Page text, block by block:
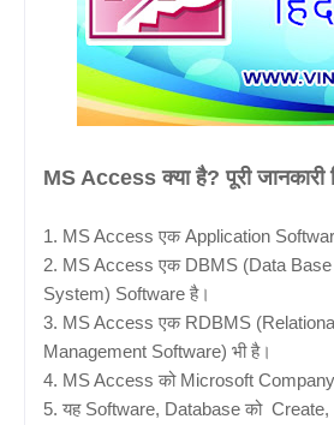
MS Access क्या है? पूरी जानकारी
1. MS Access एक Application
2. MS Access एक DBMS (Data
System) Software है।
3. MS Access एक RDBMS
Management Software) भी है।
4. MS Access को Microsoft Company के
5. यह Software, Database को